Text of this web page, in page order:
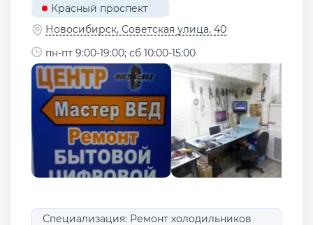
Красный проспект
Новосибирск, Советская улица, 40
пн-пт 9:00-19:00; сб 10:00-15:00
Специализация: Ремонт холодильников